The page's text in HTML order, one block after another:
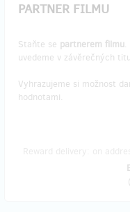
PARTNER FILMU
Staňte se partnerem filmu.
uvedeme v závěrečných
Vyhrazujeme si možnost
hodnotami.
(